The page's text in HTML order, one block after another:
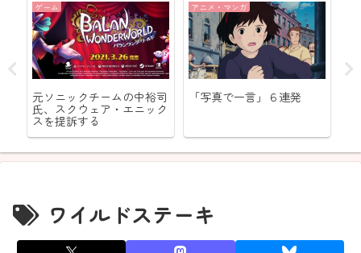
ゲーム
元ソニックチームの中裕司
氏、スクウェア・エニック
スを提訴する
アニメ・マンガ
「写真で一言」６連発
ワイルドステーキ